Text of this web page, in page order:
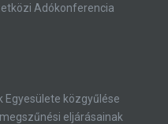
Adókonferencia
Egyesülete közgyűlése
eljárásainak